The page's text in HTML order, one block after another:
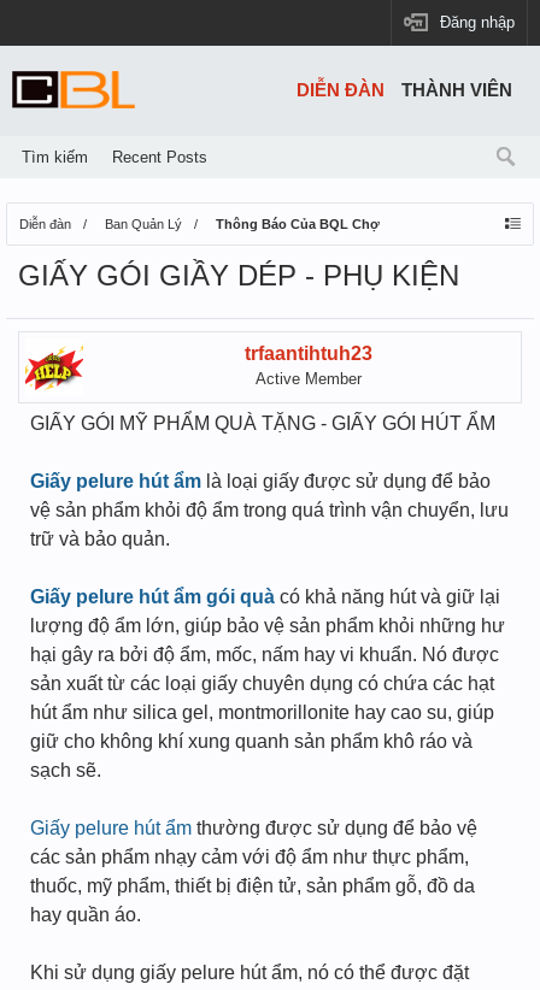
Đăng nhập
Diễn đàn Ban Quản Lý Thông Báo Của BQL Chợ
GIẤY GÓI GIẦY DÉP - PHỤ KIỆN
trfaantihtuh23
Active Member
GIẤY GÓI MỸ PHẨM QUÀ TẶNG - GIẤY GÓI HÚT ẨM
Giấy pelure hút ẩm là loại giấy được sử dụng để bảo
vệ sản phẩm khỏi độ ẩm trong quá trình vận chuyển, lưu
trữ và bảo quản.
Giấy pelure hút ẩm gói quà có khả năng hút và giữ lại
lượng độ ẩm lớn, giúp bảo vệ sản phẩm khỏi những hư
hại gây ra bởi độ ẩm, mốc, nấm hay vi khuẩn. Nó được
sản xuất từ các loại giấy chuyên dụng có chứa các hạt
hút ẩm như silica gel, montmorillonite hay cao su, giúp
giữ cho không khí xung quanh sản phẩm khô ráo và
sạch sẽ.
Giấy pelure hút ẩm thường được sử dụng để bảo vệ
các sản phẩm nhạy cảm với độ ẩm như thực phẩm,
thuốc, mỹ phẩm, thiết bị điện tử, sản phẩm gỗ, đồ da
hay quần áo.
Khi sử dụng giấy pelure hút ẩm, nó có thể được đặt
DIỄN ĐÀN
Tìm kiếm Recent Posts
THÀNH VIÊN